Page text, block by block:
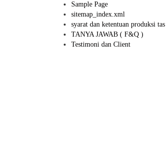
Sample Page
sitemap_index.xml
syarat dan ketentuan produksi tas
TANYA JAWAB ( F&Q )
Testimoni dan Client